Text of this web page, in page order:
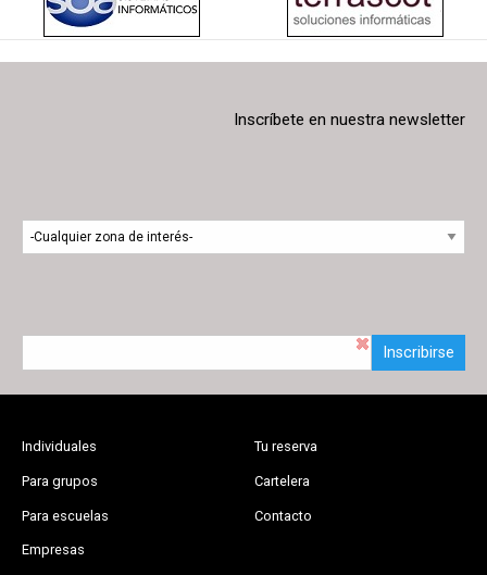
Inscríbete en nuestra newsletter
Inscribirse
Individuales
Para grupos
Para escuelas
Empresas
Tu reserva
Cartelera
Contacto